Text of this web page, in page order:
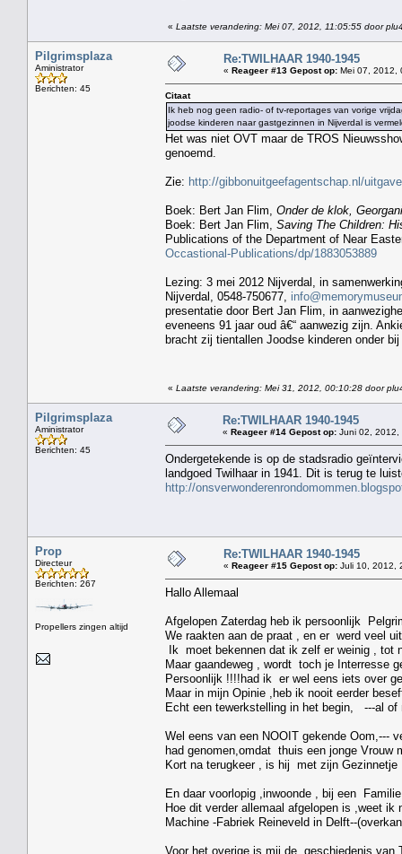
« Laatste verandering: Mei 07, 2012, 11:05:55 door
Pilgrimsplaza
Aministrator
Berichten: 45
Re:TWILHAAR 1940-1945
« Reageer #13 Gepost op: Mei 07, 2012,
Citaat
Ik heb nog geen radio- of tv-reportages van vorige
joodse kinderen naar gastgezinnen in Nijverdal is
Het was niet OVT maar de TROS
genoemd.
Zie: http://gibbonuitgeefagentschap.nl/
Boek: Bert Jan Flim, Onder de klok,
Boek: Bert Jan Flim, Saving The Children:
Publications of the Department of Near
Occastional-Publications/dp/1883053889
Lezing: 3 mei 2012 Nijverdal, in
Nijverdal, 0548-750677,
presentatie door Bert Jan Flim, in
eveneens 91 jaar oud â€“ aanwezig zijn.
bracht zij tientallen Joodse kinderen onder
« Laatste verandering: Mei 31, 2012, 00:10:28 door
Pilgrimsplaza
Aministrator
Berichten: 45
Re:TWILHAAR 1940-1945
« Reageer #14 Gepost op: Juni 02, 2012,
Ondergetekende is op de stadsradio
landgoed Twilhaar in 1941. Dit is terug te
http://
Prop
Directeur
Berichten: 267
Propellers zingen altijd
Re:TWILHAAR 1940-1945
« Reageer #15 Gepost op: Juli 10, 2012,
Hallo Allemaal
Afgelopen Zaterdag heb ik persoonlijk
We raakten aan de praat , en er werd veel
Ik moet bekennen dat ik zelf er weinig , tot
Maar gaandeweg , wordt toch je Interresse
Persoonlijk !!!!had ik er wel eens iets over
Maar in mijn Opinie ,heb ik nooit eerder
Echt een tewerkstelling in het begin, ---al of
Wel eens van een NOOIT gekende Oom,---
had genomen,omdat thuis een jonge Vrouw
Kort na terugkeer , is hij met zijn Gezinnetje
En daar voorlopig ,inwoonde , bij een
Hoe dit verder allemaal afgelopen is ,weet
Machine -Fabriek Reineveld in Delft--
Voor het overige is mij de geschiedenis van